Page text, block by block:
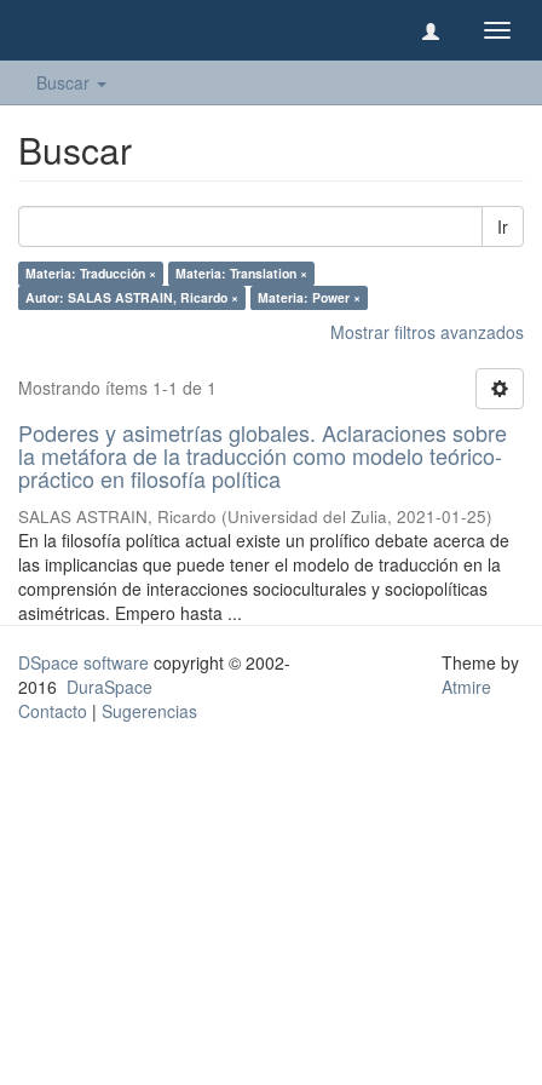
Buscar
Buscar
Ir
Materia: Traducción ×
Materia: Translation ×
Autor: SALAS ASTRAIN, Ricardo ×
Materia: Power ×
Mostrar filtros avanzados
Mostrando ítems 1-1 de 1
Poderes y asimetrías globales. Aclaraciones sobre
la metáfora de la traducción como modelo teórico-
práctico en filosofía política
SALAS ASTRAIN, Ricardo (Universidad del Zulia, 2021-01-25)
En la filosofía política actual existe un prolífico debate acerca de
las implicancias que puede tener el modelo de traducción en la
comprensión de interacciones socioculturales y sociopolíticas
asimétricas. Empero hasta ...
DSpace software copyright © 2002-
2016 DuraSpace
Contacto | Sugerencias
Theme by
Atmire